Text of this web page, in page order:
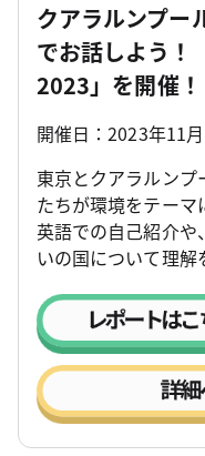
クアラルンプー
でお話しよう！
2023」を開催！
開催日：2023年11
東京とクアラルンプ
たちが環境をテーマ
英語での自己紹介
いの国について理解